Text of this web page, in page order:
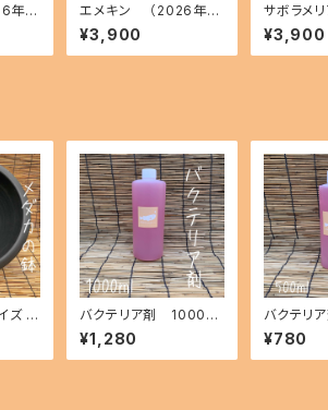
年産
エメキン （2026年産
まれ） オス4 メス2(現物
出品) ikahoff B-072
4-51397-a
¥3,900
サボラメ
ィン （
れ） オス1
品)
¥3,900
ズ ik
バクテリア剤 1000ml
（500ml×2本） ikahof
f BJ-0801-20975-a
¥1,280
バクテ
kahoff
976-a
¥780